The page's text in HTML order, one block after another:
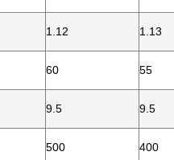
1.12 1.13
60 55
9.5 9.5
500 400